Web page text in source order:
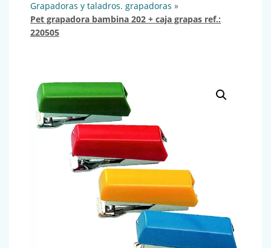
grapadoras y taladros. grapadoras »
pet grapadora bambina 202 + caja grapas ref.:
220505